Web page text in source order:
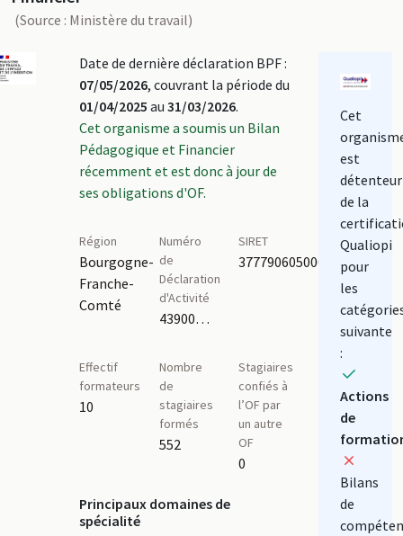
(Source : Ministère du travail)
Date de dernière déclaration BPF :
07/05/2026, couvrant la période du
01/04/2025 au 31/03/2026.
Cet organisme a soumis un Bilan
Pédagogique et Financier
récemment et est donc à jour de
ses obligations d'OF.
Région
Bourgogne-
Franche-
Comté
Numéro
de
Déclaration
d'Activité
43900012190
SIRET
37779060500036
Effectif
formateurs
10
Nombre
de
stagiaires
formés
552
Stagiaires
confiés à
l’OF par
un autre
OF
0
Principaux domaines de
spécialité
Cet
est
détenteur
de la
Qualiopi
pour
les
suivante
:
Actions
de
Bilans
de